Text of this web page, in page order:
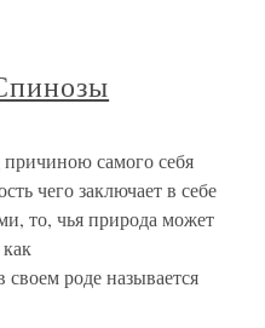
самого себя
чего заключает в себе
то, чья природа может
роде называется